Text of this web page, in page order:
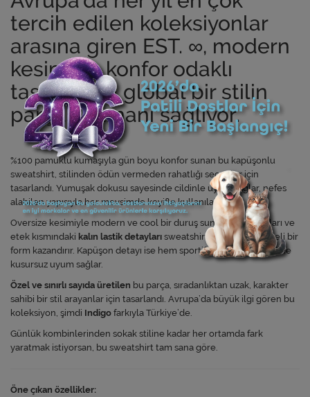
tercih edilen koleksiyonlar
arasına giren EST. ∞, modern
kesimi ve konfor odaklı
tasarımıyla global bir stilin
parçası olmanı sağlıyor.
%100 pamuklu kumaşıyla gün boyu konfor sunan bu kapüşonlu
sweatshirt, stilinden ödün vermeden rahatlığı seçenler için
tasarlandı. Yumuşak dokusu sayesinde cildinle uyum sağlar, nefes
alabilen yapısıyla her mevsimde keyifle kullanılabilir.
Oversize kesimiyle modern ve cool bir duruş sunarken, kol uçları ve
etek kısmındaki kalın lastik detayları sweatshirt’e güçlü ve kaliteli bir
form kazandırır. Kapüşon detayı ise hem sportif hem de şehir stiline
kusursuz uyum sağlar.
Özel ve sınırlı sayıda üretilen bu parça, sıradanlıktan uzak, karakter
sahibi bir stil arayanlar için tasarlandı. Avrupa’da büyük ilgi gören bu
koleksiyon, şimdi Indigo farkıyla Türkiye’de.
Günlük kombinlerinden sokak stiline kadar her ortamda fark
yaratmak istiyorsan, bu sweatshirt tam sana göre.
Öne çıkan özellikler: